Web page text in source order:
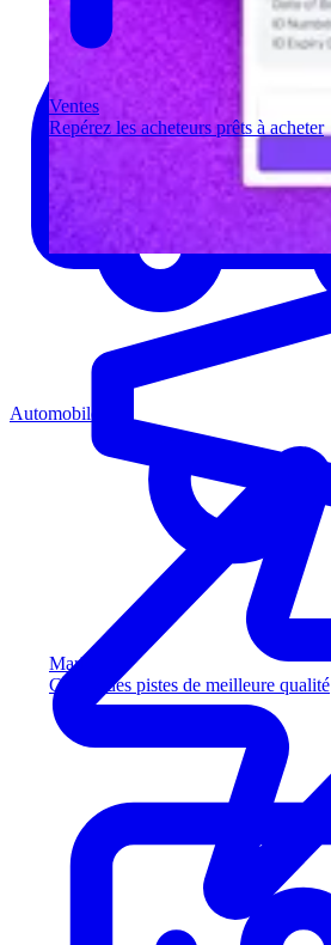
Ventes
Repérez les acheteurs prêts à acheter
Marketing
Captez des pistes de meilleure qualité
Automobile